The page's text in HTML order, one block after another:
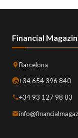
Financial
Barcelona
+34 654 396 840
+34 93 127 98 83